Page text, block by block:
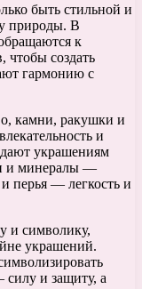
быть стильной и
природы. В
к
чтобы создать
гармонию с
камни, ракушки и
и
украшениям
и минералы —
перья — легкость и
и символику,
украшений.
и защиту, а